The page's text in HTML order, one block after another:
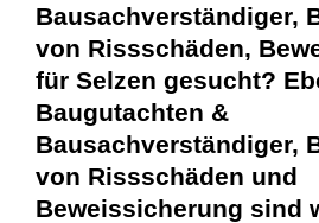
Bausachverständiger,
von Rissschäden,
für Selzen gesucht?
Baugutachten &
Bausachverständiger,
von Rissschäden und
Beweissicherung sind